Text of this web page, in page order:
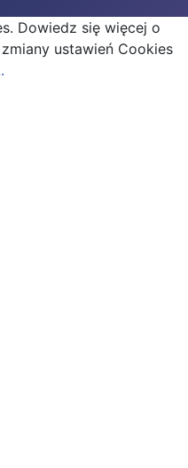
Dowiedz się więcej o
ustawień Cookies